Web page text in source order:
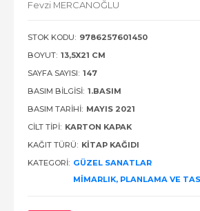
Fevzi MERCANOĞLU
STOK KODU: 9786257601450
BOYUT: 13,5X21 CM
SAYFA SAYISI: 147
BASIM BILGISI: 1.BASIM
BASIM TARIHI: MAYIS 2021
CILT TIPI: KARTON KAPAK
KAĞIT TÜRÜ: KITAP KAĞIDI
KATEGORI: GÜZEL SANATLAR
MIMARLIK, PLANLAMA VE